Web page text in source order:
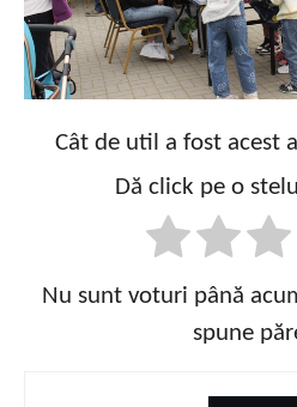
Cât de util a fost acest
Dă click pe o
Nu sunt voturi până
spune